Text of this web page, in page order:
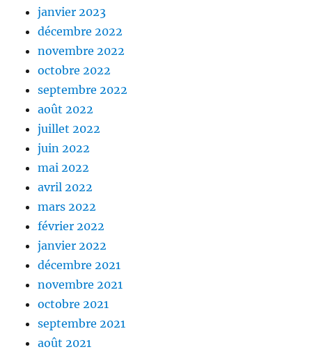
janvier 2023
décembre 2022
novembre 2022
octobre 2022
septembre 2022
août 2022
juillet 2022
juin 2022
mai 2022
avril 2022
mars 2022
février 2022
janvier 2022
décembre 2021
novembre 2021
octobre 2021
septembre 2021
août 2021